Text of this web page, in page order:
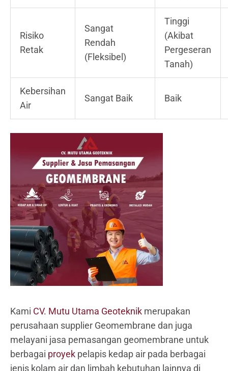
Risiko
Retak
Sangat
Rendah
(Fleksibel)
Tinggi
(Akibat
Pergeseran
Tanah)
Kebersihan
Air
Sangat Baik Baik
Kami CV. Mutu Utama Geoteknik merupakan
perusahaan supplier Geomembrane dan juga
melayani jasa pemasangan geomembrane untuk
berbagai proyek pelapis kedap air pada berbagai
jenis kolam air dan limbah kebutuhan lainnya di